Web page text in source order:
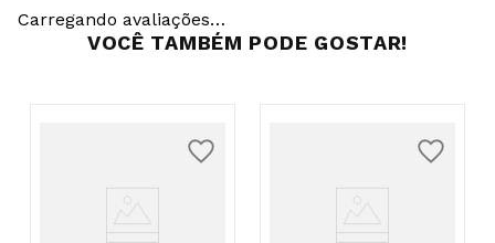
Carregando avaliações…
VOCÊ TAMBÉM PODE GOSTAR!